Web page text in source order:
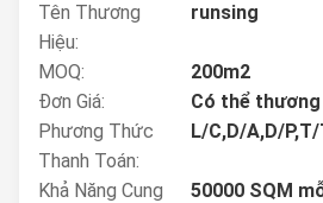
Tên Thương
Hiệu:
runsing
MOQ:
200m2
Đơn Giá:
Có thể
Phương Thức
Thanh Toán:
L/C,D/A,D/
Khả Năng Cung
50000 SQM